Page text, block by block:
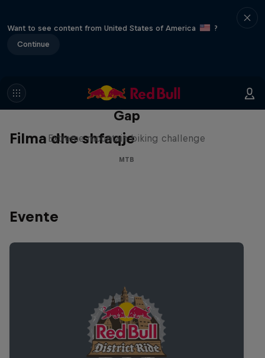
Want to see content from United States of America
?
Continue
Filma dhe shfaqje
Matt Jones: The Impossible
Gap
Extreme mountain biking challenge
MTB
Evente